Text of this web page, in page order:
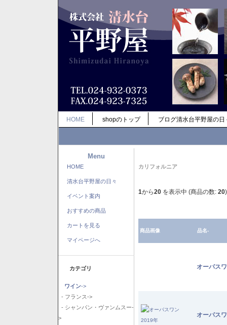
HOME shopのトップ ブログ清水台平野屋の日
Menu
HOME
清水台平野屋の日々
イベント案内
おすすめの商品
カートを見る
マイページへ
カテゴリ
ワイン->
- フランス->
- シャンパン・ヴァンムスー-
>
カリフォルニア
1から20 を表示中 (商品の数: 20)
商品画像 品名-
オーパス
オーパス